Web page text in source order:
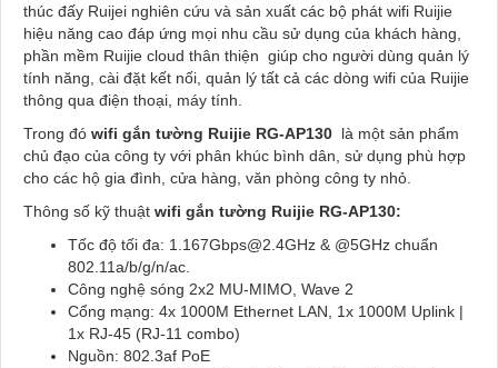
thúc đấy Ruijei nghiên cứu và sản xuất các bộ phát wifi Ruijie
hiệu năng cao đáp ứng mọi nhu cầu sử dụng của khách hàng,
phần mềm Ruijie cloud thân thiện giúp cho người dùng quản lý
tính năng, cài đặt kết nối, quản lý tất cả các dòng wifi của Ruijie
thông qua điện thoại, máy tính.
Trong đó wifi gắn tường Ruijie RG-AP130 là một sản phẩm
chủ đạo của công ty với phân khúc bình dân, sử dụng phù hợp
cho các hộ gia đình, cửa hàng, văn phòng công ty nhỏ.
Thông số kỹ thuật wifi gắn tường Ruijie RG-AP130:
Tốc độ tối đa: 1.167Gbps@2.4GHz & @5GHz chuẩn
802.11a/b/g/n/ac.
Công nghệ sóng 2x2 MU-MIMO, Wave 2
Cổng mạng: 4x 1000M Ethernet LAN, 1x 1000M Uplink |
1x RJ-45 (RJ-11 combo)
Nguồn: 802.3af PoE